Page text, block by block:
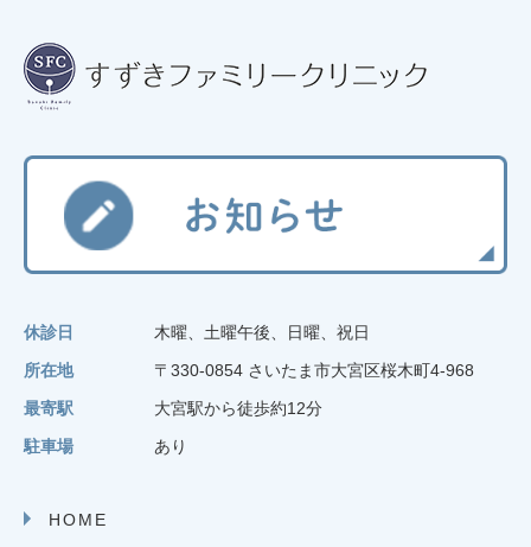
休診日
木曜、土曜午後、日曜、祝日
所在地
〒330-0854 さいたま市大宮区桜木町4-968
最寄駅
大宮駅から徒歩約12分
駐車場
あり
HOME